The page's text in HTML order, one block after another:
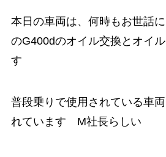
本日の車両は、何時もお世話
のG400dのオイル交換とオイ
す
普段乗りで使用されている車
れています M社長らしい